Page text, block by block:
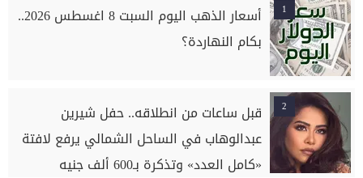
1
أسعار الذهب اليوم السبت 8 اغسطس 2026..
بكام النهاردة؟
2
قبل ساعات من انطلاقه.. حفل شيرين
عبدالوهاب في الساحل الشمالي يرفع لافتة
«كامل العدد» وتذكرة بـ600 ألف جنيه